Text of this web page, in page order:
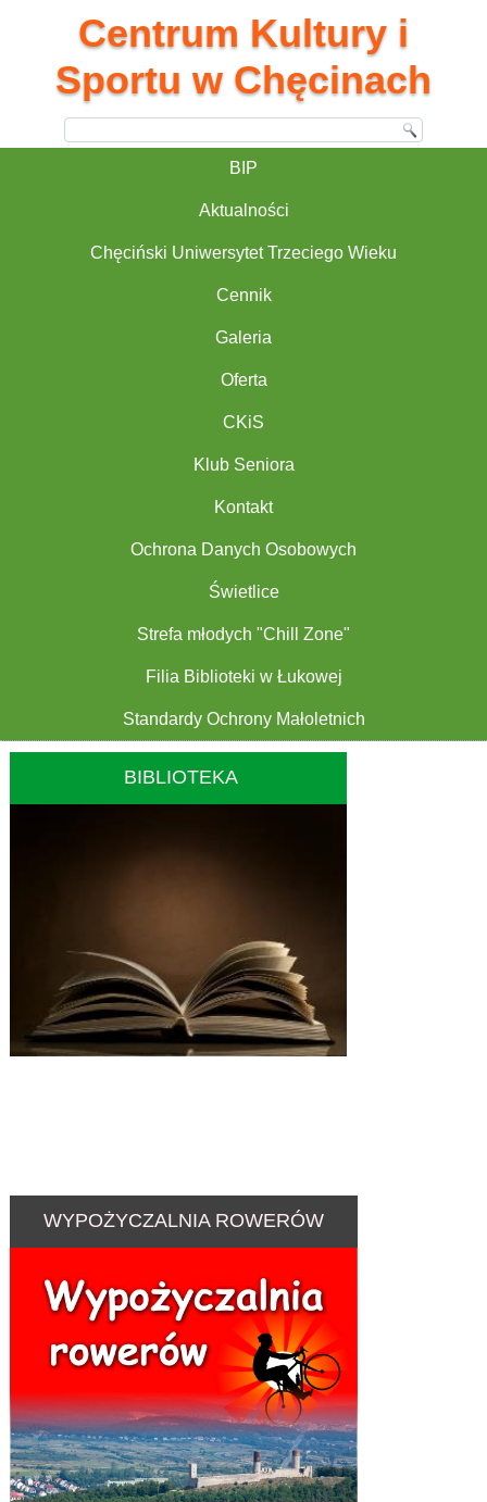
Centrum Kultury i
Sportu w Chęcinach
BIP
Aktualności
Chęciński Uniwersytet Trzeciego Wieku
Cennik
Galeria
Oferta
CKiS
Klub Seniora
Kontakt
Ochrona Danych Osobowych
Świetlice
Strefa młodych "Chill Zone"
Filia Biblioteki w Łukowej
Standardy Ochrony Małoletnich
BIBLIOTEKA
WYPOŻYCZALNIA ROWERÓW